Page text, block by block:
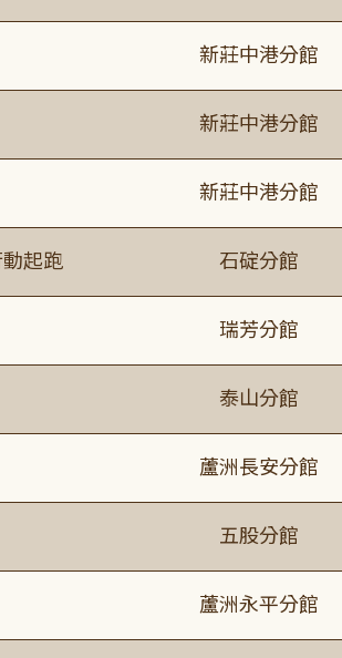
新莊中港分館
新莊中港分館
新莊中港分館
起跑 石碇分館
瑞芳分館
泰山分館
蘆洲長安分館
五股分館
蘆洲永平分館